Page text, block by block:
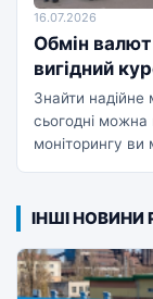
16.07.2026
Обмін валют
вигідний
Знайти
сьогодні
моніторингу
ІНШІ НОВИНИ